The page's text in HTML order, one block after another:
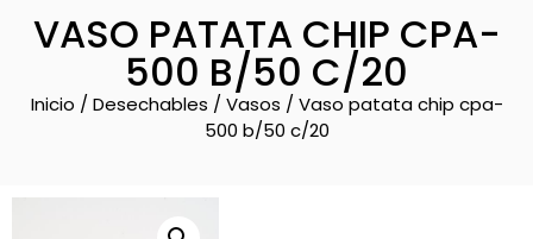
VASO PATATA CHIP CPA-
500 B/50 C/20
Inicio / Desechables / Vasos / Vaso patata chip cpa-
500 b/50 c/20